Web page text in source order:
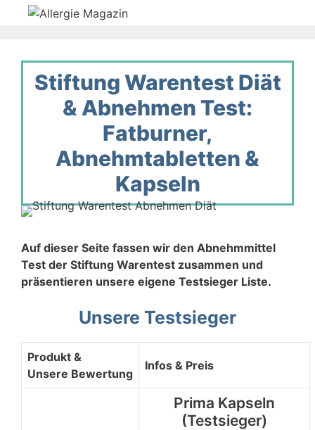
Stiftung Warentest Diät
& Abnehmen Test:
Fatburner,
Abnehmtabletten &
Kapseln
Auf dieser Seite fassen wir den Abnehmmittel
Test der Stiftung Warentest zusammen und
präsentieren unsere eigene Testsieger Liste.
Unsere Testsieger
Produkt &
Unsere Bewertung
Infos & Preis
Prima Kapseln
(Testsieger)